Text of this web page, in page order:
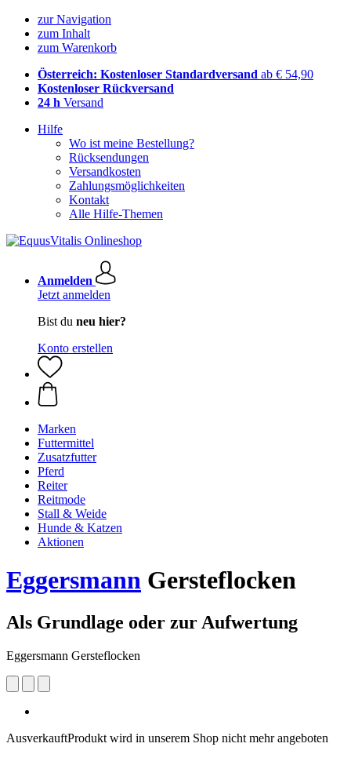
zur Navigation
zum Inhalt
zum Warenkorb
Österreich: Kostenloser Standardversand ab € 54,90
Kostenloser Rückversand
24 h Versand
Hilfe
Wo ist meine Bestellung?
Rücksendungen
Versandkosten
Zahlungsmöglichkeiten
Kontakt
Alle Hilfe-Themen
Anmelden
Jetzt anmelden
Bist du neu hier?
Konto erstellen
Marken
Futtermittel
Zusatzfutter
Pferd
Reiter
Reitmode
Stall & Weide
Hunde & Katzen
Aktionen
Eggersmann Gersteflocken
Als Grundlage oder zur Aufwertung
Eggersmann Gersteflocken
AusverkauftProdukt wird in unserem Shop nicht mehr angeboten